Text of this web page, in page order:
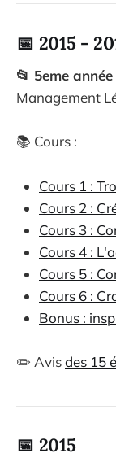
📅 2015 -
📂 5eme
Management
📚 Cours :
Cours 1 :
Cours 2 :
Cours 3 :
Cours 4 :
Cours 5 :
Cours 6 :
Bonus :
✏️ Avisdes 15
📅 2015